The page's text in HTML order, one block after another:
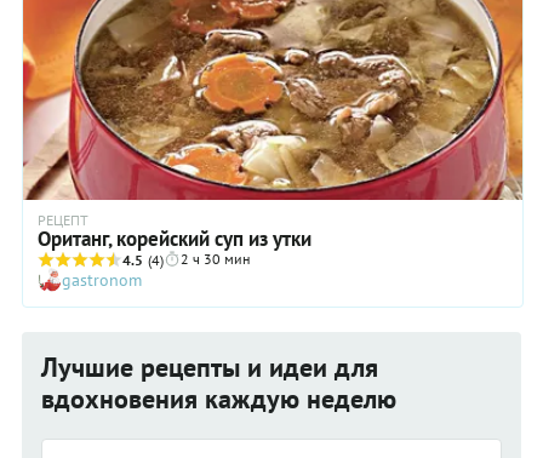
РЕЦЕПТ
Оританг, корейский суп из утки
4.5 (4) 2 ч 30 мин
gastronom
Лучшие рецепты и идеи для
вдохновения каждую неделю